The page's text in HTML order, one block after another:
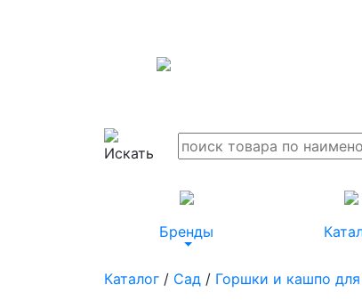
Бренды
Каталог / Сад / Горшки и кашпо